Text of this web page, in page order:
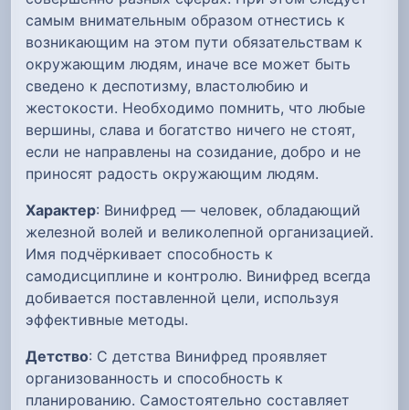
самым внимательным образом отнестись к
возникающим на этом пути обязательствам к
окружающим людям, иначе все может быть
сведено к деспотизму, властолюбию и
жестокости. Необходимо помнить, что любые
вершины, слава и богатство ничего не стоят,
если не направлены на созидание, добро и не
приносят радость окружающим людям.
Характер: Винифред — человек, обладающий
железной волей и великолепной организацией.
Имя подчёркивает способность к
самодисциплине и контролю. Винифред всегда
добивается поставленной цели, используя
эффективные методы.
Детство: С детства Винифред проявляет
организованность и способность к
планированию. Самостоятельно составляет